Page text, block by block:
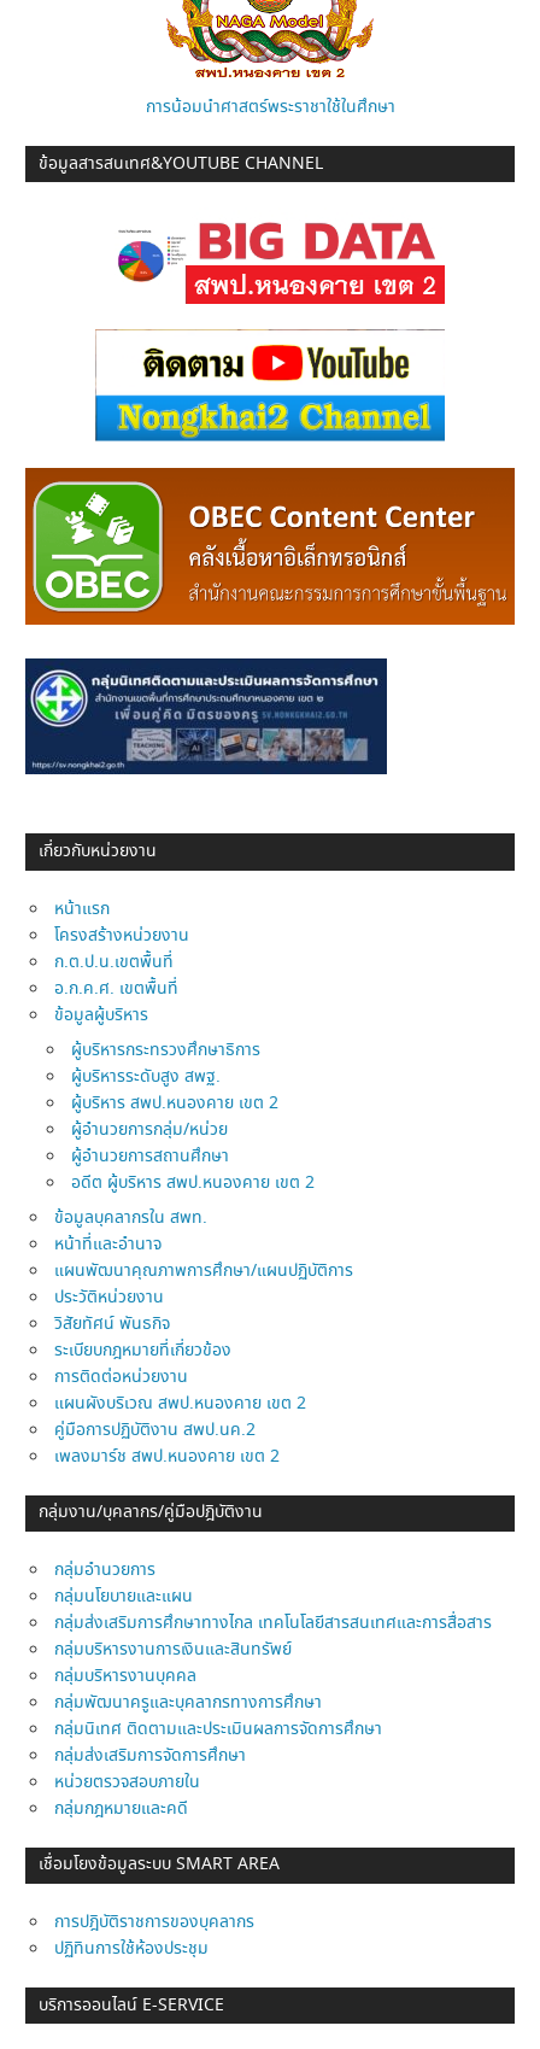
การน้อมนำศาสตร์พระราชาใช้ในศึกษา
ข้อมูลสารสนเทศ&YOUTUBE CHANNEL
เกี่ยวกับหน่วยงาน
หน้าแรก
โครงสร้างหน่วยงาน
ก.ต.ป.น.เขตพื้นที่
อ.ก.ค.ศ. เขตพื้นที่
ข้อมูลผู้บริหาร
ผู้บริหารกระทรวงศึกษาธิการ
ผู้บริหารระดับสูง สพฐ.
ผู้บริหาร สพป.หนองคาย เขต 2
ผู้อำนวยการกลุ่ม/หน่วย
ผู้อำนวยการสถานศึกษา
อดีต ผู้บริหาร สพป.หนองคาย เขต 2
ข้อมูลบุคลากรใน สพท.
หน้าที่และอำนาจ
แผนพัฒนาคุณภาพการศึกษา/แผนปฏิบัติการ
ประวัติหน่วยงาน
วิสัยทัศน์ พันธกิจ
ระเบียบกฎหมายที่เกี่ยวข้อง
การติดต่อหน่วยงาน
แผนผังบริเวณ สพป.หนองคาย เขต 2
คู่มือการปฏิบัติงาน สพป.นค.2
เพลงมาร์ช สพป.หนองคาย เขต 2
กลุ่มงาน/บุคลากร/คู่มือปฎิบัติงาน
กลุ่มอำนวยการ
กลุ่มนโยบายและแผน
กลุ่มส่งเสริมการศึกษาทางไกล เทคโนโลยีสารสนเทศและการสื่อสาร
กลุ่มบริหารงานการเงินและสินทรัพย์
กลุ่มบริหารงานบุคคล
กลุ่มพัฒนาครูและบุคลากรทางการศึกษา
กลุ่มนิเทศ ติดตามและประเมินผลการจัดการศึกษา
กลุ่มส่งเสริมการจัดการศึกษา
หน่วยตรวจสอบภายใน
กลุ่มกฎหมายและคดี
เชื่อมโยงข้อมูลระบบ SMART AREA
การปฎิบัติราชการของบุคลากร
ปฏิทินการใช้ห้องประชุม
บริการออนไลน์ E-SERVICE